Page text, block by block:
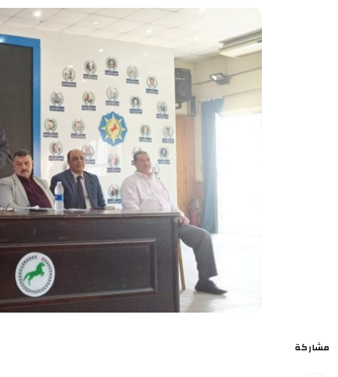
مشاركة